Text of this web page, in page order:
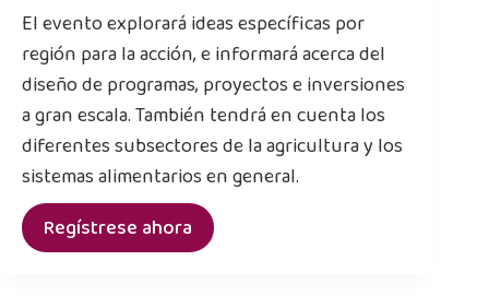
El evento explorará ideas específicas por
región para la acción, e informará acerca del
diseño de programas, proyectos e inversiones
a gran escala. También tendrá en cuenta los
diferentes subsectores de la agricultura y los
sistemas alimentarios en general.
Regístrese ahora